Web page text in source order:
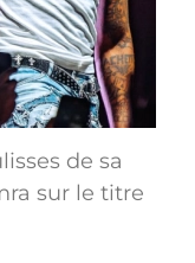
de sa
sur le titre